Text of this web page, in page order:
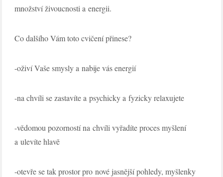
množství živoucnosti a energii.
Co dalšího Vám toto cvičení přinese?
-oživí Vaše smysly a nabije vás energií
-na chvíli se zastavíte a psychicky a fyzicky relaxujete
-vědomou pozorností na chvíli vyřadíte proces myšlení
a ulevíte hlavě
-otevře se tak prostor pro nové jasnější pohledy, myšlenky